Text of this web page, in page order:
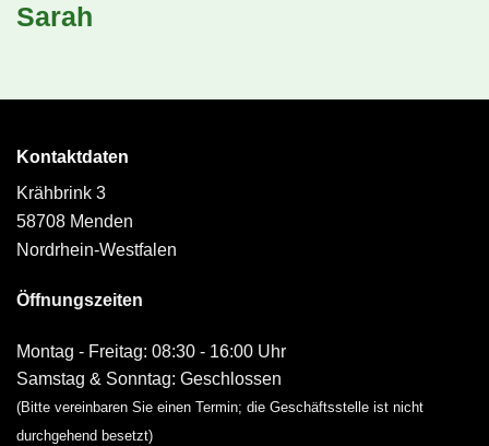
Sarah
Kontaktdaten
Krähbrink 3
58708 Menden
Nordrhein-Westfalen
Öffnungszeiten
Montag - Freitag: 08:30 - 16:00 Uhr
Samstag & Sonntag: Geschlossen
(Bitte vereinbaren Sie einen Termin; die Geschäftsstelle ist nicht
durchgehend besetzt)